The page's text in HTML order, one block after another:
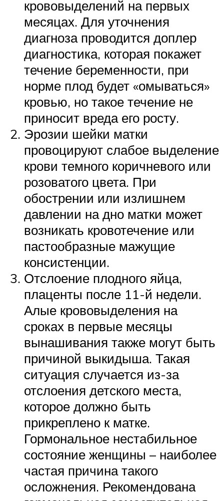
крововыделений на первых
месяцах. Для уточнения
диагноза проводится доплер
диагностика, которая покажет
течение беременности, при
норме плод будет «омываться»
кровью, но такое течение не
приносит вреда его росту.
Эрозии шейки матки
провоцируют слабое выделение
крови темного коричневого или
розоватого цвета. При
обострении или излишнем
давлении на дно матки может
возникать кровотечение или
пастообразные мажущие
консистенции.
Отслоение плодного яйца,
плаценты после 11-й недели.
Алые крововыделения на
сроках в первые месяцы
вынашивания также могут быть
причиной выкидыша. Такая
ситуация случается из-за
отслоения детского места,
которое должно быть
прикреплено к матке.
Гормональное нестабильное
состояние женщины – наиболее
частая причина такого
осложнения. Рекомендована